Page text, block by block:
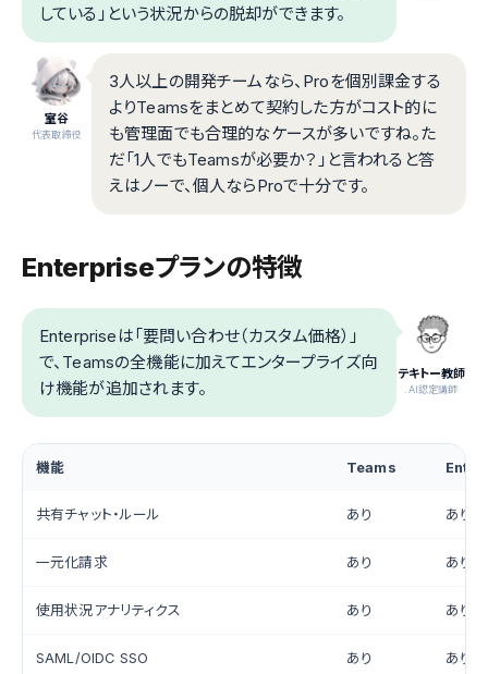
している」という状況からの脱却ができます。
室谷
代表取締役
3人以上の開発チームなら、Proを個別課金する
よりTeamsをまとめて契約した方がコスト的に
も管理面でも合理的なケースが多いですね。た
だ「1人でもTeamsが必要か？」と言われると答
えはノーで、個人ならProで十分です。
Enterpriseプランの特徴
テキトー教師
.AI認定講師
Enterpriseは「要問い合わせ（カスタム価格）」
で、Teamsの全機能に加えてエンタープライズ向
け機能が追加されます。
機能 Teams
共有チャット・ルール あり あり
一元化請求 あり あり
使用状況アナリティクス あり あり
SAML/OIDC SSO あり あり